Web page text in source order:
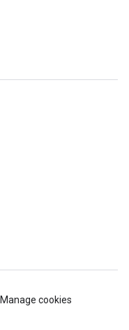
Manage cookies